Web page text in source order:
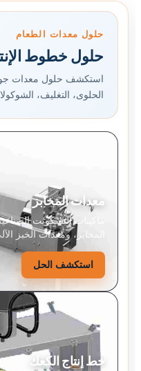
حلول معدات الطعام
حلول خطوط
استكشف حلول معدات
الحلوى، التغليف،
معدات المخابز
ماكينات البسكويت
المخابز، ومعدات الخبز
استكشف الحل
خط إنتاج الكعك